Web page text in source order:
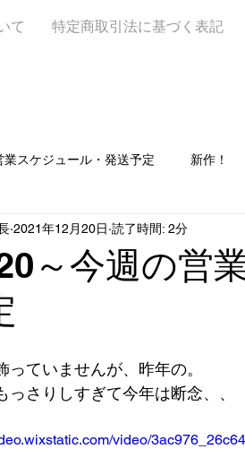
て 特定商取引法に基づく表記
業スケジュール・発送予定 新作！
作🥐 定休日 LINEはじめました
～今週の営
2021年12月20日 読了時間: 2分
っていませんが、昨年の。
さりしすぎて今年は断念、、
video/